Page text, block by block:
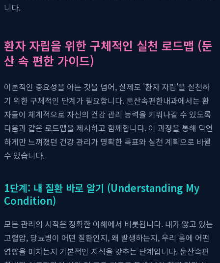
니다.
환자 자립을 위한 구체적인 실천 로드맵 (둔
산 속 편한 가이드)
이론적인 중요성을 아는 것을 넘어, 실제로 '환자 자립'을 실천하
기 위한 구체적인 단계가 필요합니다. 둔산속편한내과에서는 환
자들이 체계적으로 자신의 건강 관리 능력을 키워나갈 수 있도록
다음과 같은 로드맵을 제시하고 함께합니다. 이 과정을 통해 막연
하게만 느껴졌던 건강 관리가 명확한 목표와 실천 계획으로 바뀔
수 있습니다.
1단계: 내 질환 바로 알기 (Understanding My
Condition)
모든 관리의 시작은 정확한 이해에서 비롯됩니다. 내가 앓고 있는
고혈압, 당뇨병이 어떤 질환인지, 왜 발생하는지, 우리 몸에 어떤
영향을 미치는지 기본적인 지식을 갖추는 단계입니다. 둔산속편